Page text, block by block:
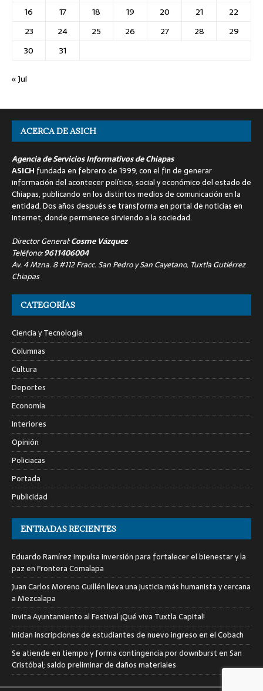
16
17 18 19 20 21
22
23
24 25 26 27 28
29
30
31
« Jul
ACERCA DE ASICH
Agencia de Servicios Informativos de Chiapas
ASICH fundada en febrero de 1999, con el fin de generar
información del acontecer político, social y económico del estado de
Chiapas, publicando en los distintos medios de comunicación en la
entidad. Dos años después se transforma en portal de noticias en
internet, donde permanece sirviendo a la sociedad.
Director General:Cosme Vázquez
Teléfono:9611406004
Av. 4 Mzna. 8 #112 Fracc. San Pedro y San Cayetano, Tuxtla Gutiérrez
Chiapas
CATEGORÍAS
Ciencia y Tecnología
Columnas
Cultura
Deportes
Economía
Interiores
Opinión
Policiacas
Portada
Publicidad
ENTRADAS RECIENTES
Eduardo Ramírez impulsa inversión para fortalecer el bienestar y la
paz en Frontera Comalapa
Juan Carlos Moreno Guillén lleva una justicia más humanista y cercana
a Mezcalapa
Invita Ayuntamiento al Festival ¡Qué viva Tuxtla Capital!
Inician inscripciones de estudiantes de nuevo ingreso en el Cobach
Se atiende en tiempo y forma contingencia por downburst en San
Cristóbal; saldo preliminar de daños materiales